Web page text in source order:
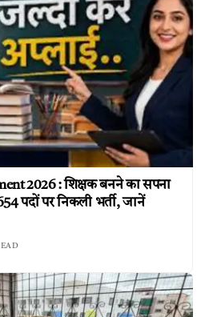
2026 : शिक्षक बनने का सपना
पदों पर निकली भर्ती, जानें